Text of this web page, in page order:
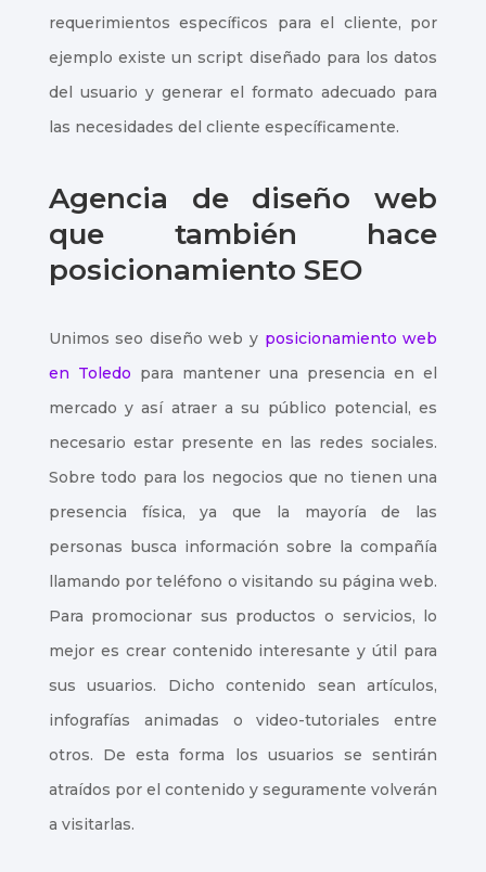
requerimientos específicos para el cliente, por
ejemplo existe un script diseñado para los datos
del usuario y generar el formato adecuado para
las necesidades del cliente específicamente.
Agencia de diseño web
que también hace
posicionamiento SEO
Unimos seo diseño web y posicionamiento web
en Toledo para mantener una presencia en el
mercado y así atraer a su público potencial, es
necesario estar presente en las redes sociales.
Sobre todo para los negocios que no tienen una
presencia física, ya que la mayoría de las
personas busca información sobre la compañía
llamando por teléfono o visitando su página web.
Para promocionar sus productos o servicios, lo
mejor es crear contenido interesante y útil para
sus usuarios. Dicho contenido sean artículos,
infografías animadas o video-tutoriales entre
otros. De esta forma los usuarios se sentirán
atraídos por el contenido y seguramente volverán
a visitarlas.